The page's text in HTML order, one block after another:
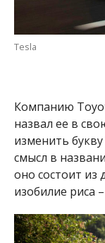
Tesla
Компанию
назвал ее в
изменить
смысл в
оно состоит из
изобилие риса